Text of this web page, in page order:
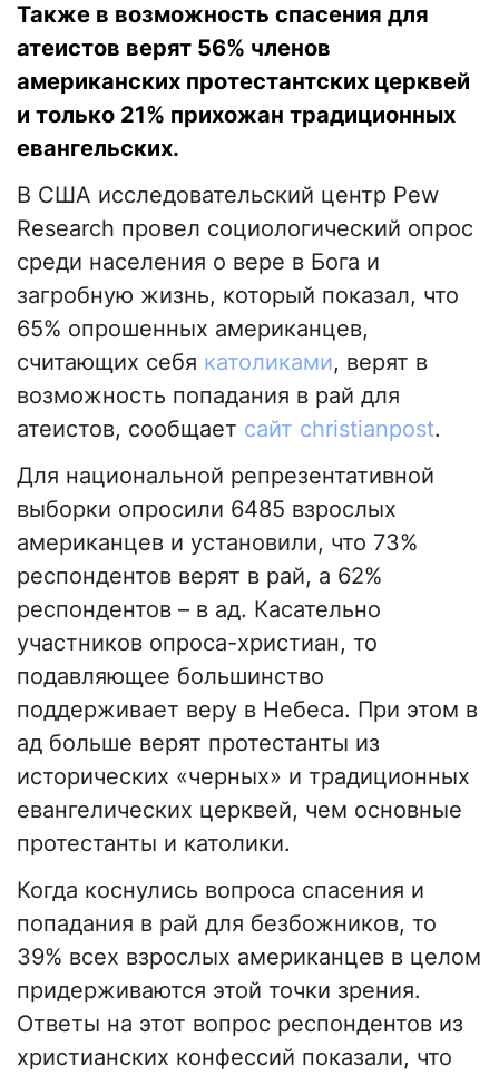
Также в возможность спасения для
атеистов верят 56% членов
американских протестантских церквей
и только 21% прихожан традиционных
евангельских.
В США исследовательский центр Pew
Research провел социологический опрос
среди населения о вере в Бога и
загробную жизнь, который показал, что
65% опрошенных американцев,
считающих себя католиками, верят в
возможность попадания в рай для
атеистов, сообщает сайт christianpost.
Для национальной репрезентативной
выборки опросили 6485 взрослых
американцев и установили, что 73%
респондентов верят в рай, а 62%
респондентов – в ад. Касательно
участников опроса-христиан, то
подавляющее большинство
поддерживает веру в Небеса. При этом в
ад больше верят протестанты из
исторических «черных» и традиционных
евангелических церквей, чем основные
протестанты и католики.
Когда коснулись вопроса спасения и
попадания в рай для безбожников, то
39% всех взрослых американцев в целом
придерживаются этой точки зрения.
Ответы на этот вопрос респондентов из
христианских конфессий показали, что